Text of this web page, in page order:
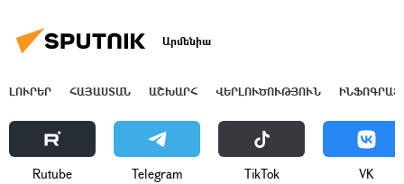
Արմենիա
ԼՈՒՐԵՐ ՀԱՅԱՍՏԱՆ ԱՇԽԱՐՀ ՎԵՐԼՈՒԾՈՒԹՅՈՒՆ
Rutube Telegram ТikТоk VK